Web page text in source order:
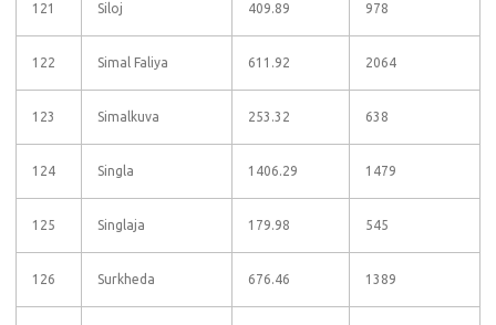
121 Siloj 409.89 978
122 Simal Faliya 611.92 2064
123 Simalkuva 253.32 638
124 Singla 1406.29 1479
125 Singlaja 179.98 545
126 Surkheda 676.46 1389